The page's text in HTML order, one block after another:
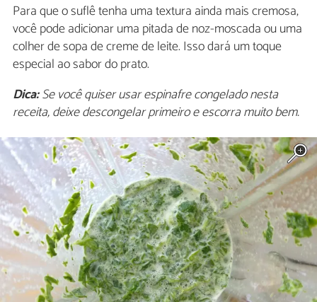
Para que o suflê tenha uma textura ainda mais cremosa,
você pode adicionar uma pitada de noz-moscada ou uma
colher de sopa de creme de leite. Isso dará um toque
especial ao sabor do prato.
Dica:Se você quiser usar espinafre congelado nesta
receita, deixe descongelar primeiro e escorra muito bem.